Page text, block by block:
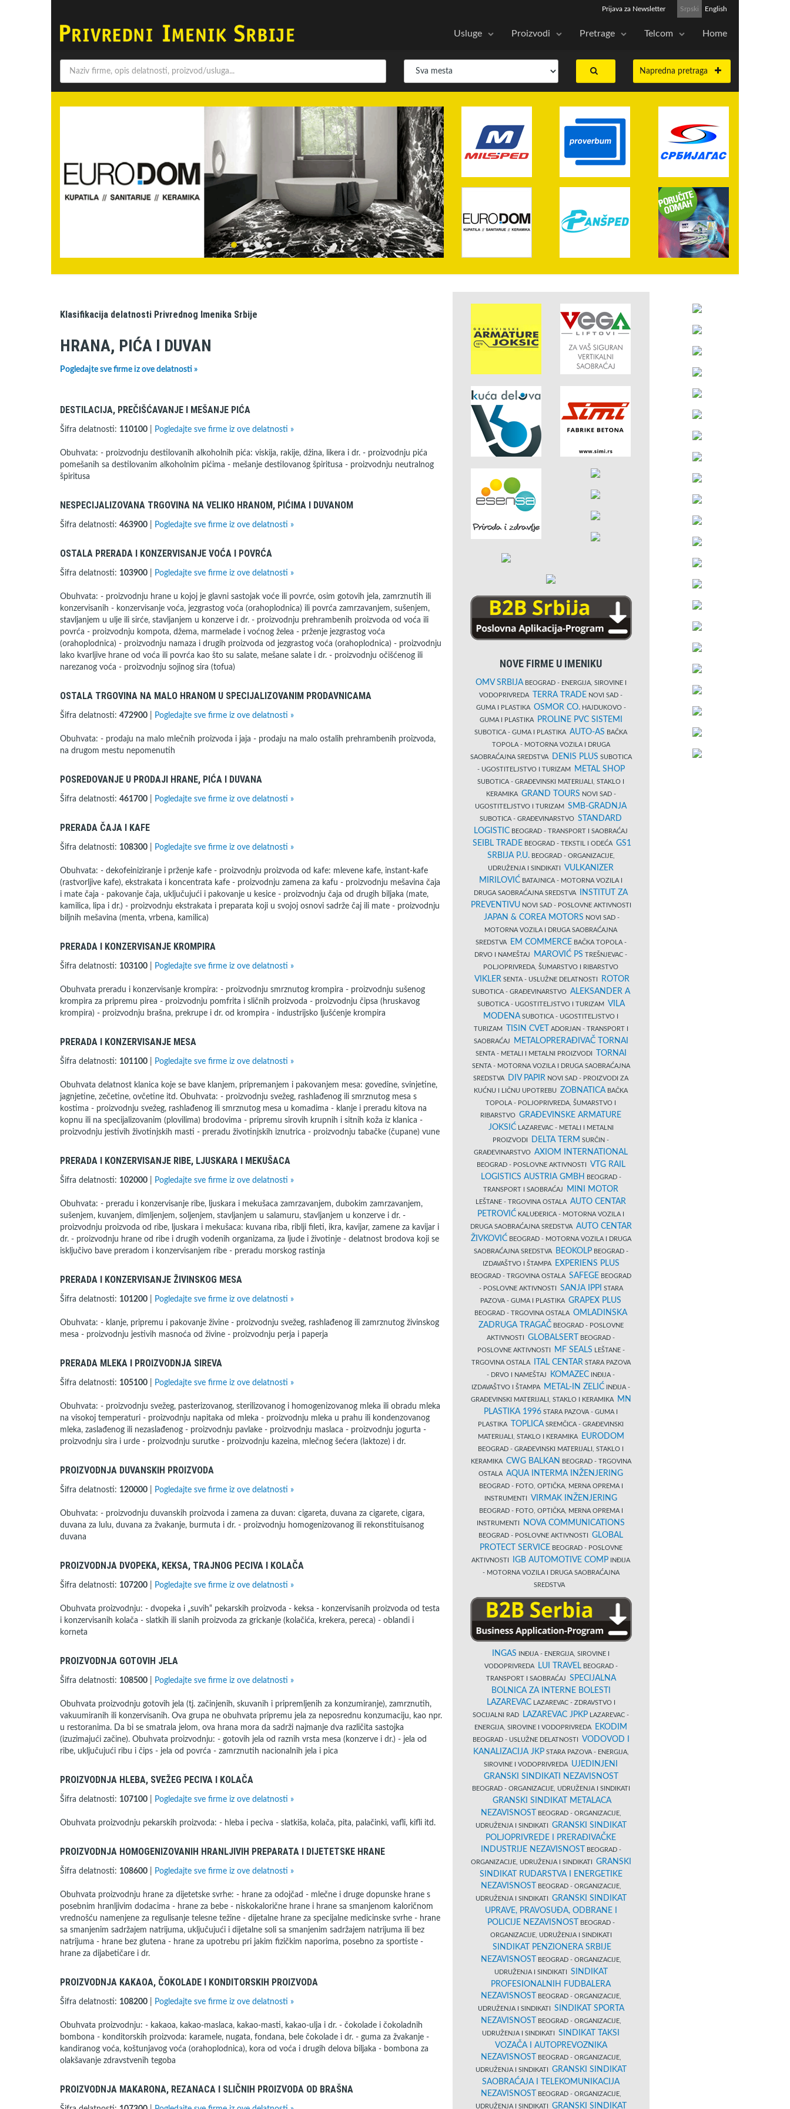
Srpski English
Prijava za Newsletter
Usluge Proizvodi Pretrage Telcom Home
Napredna pretraga
Klasifikacija delatnosti Privrednog Imenika Srbije
HRANA, PIĆA I DUVAN
Pogledajte sve firme iz ove delatnosti »
DESTILACIJA, PREČIŠĆAVANJE I MEŠANJE PIĆA
Šifra delatnosti: 110100 Pogledajte sve firme iz ove delatnosti »
Obuhvata: - proizvodnju destilovanih alkoholnih pića: viskija, rakije, džina, likera i dr. - proizvodnju pića
pomešanih sa destilovanim alkoholnim pićima - mešanje destilovanog špiritusa - proizvodnju neutralnog
špiritusa
NESPECIJALIZOVANA TRGOVINA NA VELIKO HRANOM, PIĆIMA I DUVANOM
Šifra delatnosti: 463900 Pogledajte sve firme iz ove delatnosti »
OSTALA PRERADA I KONZERVISANJE VOĆA I POVRĆA
Šifra delatnosti: 103900 Pogledajte sve firme iz ove delatnosti »
Obuhvata: - proizvodnju hrane u kojoj je glavni sastojak voće ili povrće, osim gotovih jela, zamrznutih ili
konzervisanih - konzervisanje voća, jezgrastog voća (orahoplodnica) ili povrća zamrzavanjem, sušenjem,
stavljanjem u ulje ili sirće, stavljanjem u konzerve i dr. - proizvodnju prehrambenih proizvoda od voća ili
povrća - proizvodnju kompota, džema, marmelade i voćnog želea - prženje jezgrastog voća
(orahoplodnica) - proizvodnju namaza i drugih proizvoda od jezgrastog voća (orahoplodnica) - proizvodnju
lako kvarljive hrane od voća ili povrća kao što su salate, mešane salate i dr. - proizvodnju očišćenog ili
narezanog voća - proizvodnju sojinog sira (tofua)
OSTALA TRGOVINA NA MALO HRANOM U SPECIJALIZOVANIM PRODAVNICAMA
Šifra delatnosti: 472900 Pogledajte sve firme iz ove delatnosti »
Obuhvata: - prodaju na malo mlečnih proizvoda i jaja - prodaju na malo ostalih prehrambenih proizvoda,
na drugom mestu nepomenutih
POSREDOVANJE U PRODAJI HRANE, PIĆA I DUVANA
Šifra delatnosti: 461700 Pogledajte sve firme iz ove delatnosti »
PRERADA ČAJA I KAFE
Šifra delatnosti: 108300 Pogledajte sve firme iz ove delatnosti »
Obuhvata: - dekofeiniziranje i prženje kafe - proizvodnju proizvoda od kafe: mlevene kafe, instant-kafe
(rastvorljive kafe), ekstrakata i koncentrata kafe - proizvodnju zamena za kafu - proizvodnju mešavina čaja
i mate čaja - pakovanje čaja, uključujući i pakovanje u kesice - proizvodnju čaja od drugih biljaka (mate,
kamilica, lipa i dr.) - proizvodnju ekstrakata i preparata koji u svojoj osnovi sadrže čaj ili mate - proizvodnju
biljnih mešavina (menta, vrbena, kamilica)
PRERADA I KONZERVISANJE KROMPIRA
Šifra delatnosti: 103100 Pogledajte sve firme iz ove delatnosti »
Obuhvata preradu i konzervisanje krompira: - proizvodnju smrznutog krompira - proizvodnju sušenog
krompira za pripremu pirea - proizvodnju pomfrita i sličnih proizvoda - proizvodnju čipsa (hruskavog
krompira) - proizvodnju brašna, prekrupe i dr. od krompira - industrijsko ljušćenje krompira
PRERADA I KONZERVISANJE MESA
Šifra delatnosti: 101100 Pogledajte sve firme iz ove delatnosti »
Obuhvata delatnost klanica koje se bave klanjem, pripremanjem i pakovanjem mesa: govedine, svinjetine,
jagnjetine, zečetine, ovčetine itd. Obuhvata: - proizvodnju svežeg, rashlađenog ili smrznutog mesa s
kostima - proizvodnju svežeg, rashlađenog ili smrznutog mesa u komadima - klanje i preradu kitova na
kopnu ili na specijalizovanim (plovilima) brodovima - pripremu sirovih krupnih i sitnih koža iz klanica -
proizvodnju jestivih životinjskih masti - preradu životinjskih iznutrica - proizvodnju tabačke (čupane) vune
PRERADA I KONZERVISANJE RIBE, LJUSKARA I MEKUŠACA
Šifra delatnosti: 102000 Pogledajte sve firme iz ove delatnosti »
Obuhvata: - preradu i konzervisanje ribe, ljuskara i mekušaca zamrzavanjem, dubokim zamrzavanjem,
sušenjem, kuvanjem, dimljenjem, soljenjem, stavljanjem u salamuru, stavljanjem u konzerve i dr. -
proizvodnju proizvoda od ribe, ljuskara i mekušaca: kuvana riba, riblji fileti, ikra, kavijar, zamene za kavijar i
dr. - proizvodnju hrane od ribe i drugih vodenih organizama, za ljude i životinje - delatnost brodova koji se
isključivo bave preradom i konzervisanjem ribe - preradu morskog rastinja
PRERADA I KONZERVISANJE ŽIVINSKOG MESA
Šifra delatnosti: 101200 Pogledajte sve firme iz ove delatnosti »
Obuhvata: - klanje, pripremu i pakovanje živine - proizvodnju svežeg, rashlađenog ili zamrznutog živinskog
mesa - proizvodnju jestivih masnoća od živine - proizvodnju perja i paperja
PRERADA MLEKA I PROIZVODNJA SIREVA
Šifra delatnosti: 105100 Pogledajte sve firme iz ove delatnosti »
Obuhvata: - proizvodnju svežeg, pasterizovanog, sterilizovanog i homogenizovanog mleka ili obradu mleka
na visokoj temperaturi - proizvodnju napitaka od mleka - proizvodnju mleka u prahu ili kondenzovanog
mleka, zaslađenog ili nezaslađenog - proizvodnju pavlake - proizvodnju maslaca - proizvodnju jogurta -
proizvodnju sira i urde - proizvodnju surutke - proizvodnju kazeina, mlečnog šećera (laktoze) i dr.
PROIZVODNJA DUVANSKIH PROIZVODA
Šifra delatnosti: 120000 Pogledajte sve firme iz ove delatnosti »
Obuhvata: - proizvodnju duvanskih proizvoda i zamena za duvan: cigareta, duvana za cigarete, cigara,
duvana za lulu, duvana za žvakanje, burmuta i dr. - proizvodnju homogenizovanog ili rekonstituisanog
duvana
PROIZVODNJA DVOPEKA, KEKSA, TRAJNOG PECIVA I KOLAČA
Šifra delatnosti: 107200 Pogledajte sve firme iz ove delatnosti »
Obuhvata proizvodnju: - dvopeka i „suvih“ pekarskih proizvoda - keksa - konzervisanih proizvoda od testa
i konzervisanih kolača - slatkih ili slanih proizvoda za grickanje (kolačića, krekera, pereca) - oblandi i
korneta
PROIZVODNJA GOTOVIH JELA
Šifra delatnosti: 108500 Pogledajte sve firme iz ove delatnosti »
Obuhvata proizvodnju gotovih jela (tj. začinjenih, skuvanih i pripremljenih za konzumiranje), zamrznutih,
vakuumiranih ili konzervisanih. Ova grupa ne obuhvata pripremu jela za neposrednu konzumaciju, kao npr.
u restoranima. Da bi se smatrala jelom, ova hrana mora da sadrži najmanje dva različita sastojka
(izuzimajući začine). Obuhvata proizvodnju: - gotovih jela od raznih vrsta mesa (konzerve i dr.) - jela od
ribe, uključujući ribu i čips - jela od povrća - zamrznutih nacionalnih jela i pica
PROIZVODNJA HLEBA, SVEŽEG PECIVA I KOLAČA
Šifra delatnosti: 107100 Pogledajte sve firme iz ove delatnosti »
Obuhvata proizvodnju pekarskih proizvoda: - hleba i peciva - slatkiša, kolača, pita, palačinki, vafli, kifli itd.
PROIZVODNJA HOMOGENIZOVANIH HRANLJIVIH PREPARATA I DIJETETSKE HRANE
Šifra delatnosti: 108600 Pogledajte sve firme iz ove delatnosti »
Obuhvata proizvodnju hrane za dijetetske svrhe: - hrane za odojčad - mlečne i druge dopunske hrane s
posebnim hranljivim dodacima - hrane za bebe - niskokalorične hrane i hrane sa smanjenom kaloričnom
vrednošću namenjene za regulisanje telesne težine - dijetalne hrane za specijalne medicinske svrhe - hrane
sa smanjenim sadržajem natrijuma, uključujući i dijetalne soli sa smanjenim sadržajem natrijuma ili bez
natrijuma - hrane bez glutena - hrane za upotrebu pri jakim fizičkim naporima, posebno za sportiste -
hrane za dijabetičare i dr.
PROIZVODNJA KAKAOA, ČOKOLADE I KONDITORSKIH PROIZVODA
Šifra delatnosti: 108200 Pogledajte sve firme iz ove delatnosti »
Obuhvata proizvodnju: - kakaoa, kakao-maslaca, kakao-masti, kakao-ulja i dr. - čokolade i čokoladnih
bombona - konditorskih proizvoda: karamele, nugata, fondana, bele čokolade i dr. - guma za žvakanje -
kandiranog voća, koštunjavog voća (orahoplodnica), kora od voća i drugih delova biljaka - bombona za
olakšavanje zdravstvenih tegoba
PROIZVODNJA MAKARONA, REZANACA I SLIČNIH PROIZVODA OD BRAŠNA
NOVE FIRME U IMENIKU
OMV SRBIJABEOGRAD - ENERGIJA, SIROVINE I
VODOPRIVREDA
TERRA TRADE NOVI SAD -
GUMA I PLASTIKA OSMOR CO.HAJDUKOVO -
GUMA I PLASTIKA
PROLINE PVC SISTEMI
SUBOTICA - GUMA I PLASTIKA AUTO-AS BAČKA
TOPOLA - MOTORNA VOZILA I DRUGA
SAOBRAĆAJNA SREDSTVA
DENIS PLUS SUBOTICA
- UGOSTITELJSTVO I TURIZAM
METAL SHOP
SUBOTICA - GRAĐEVINSKI MATERIJALI, STAKLO I
KERAMIKA GRAND TOURS NOVI SAD -
UGOSTITELJSTVO I TURIZAM SMB-GRADNJA
SUBOTICA - GRAĐEVINARSTVO STANDARD
LOGISTIC BEOGRAD - TRANSPORT I SAOBRAĆAJ
SEIBL TRADE BEOGRAD - TEKSTIL I ODEĆA GS1
SRBIJA P.U.BEOGRAD - ORGANIZACIJE,
UDRUŽENJA I SINDIKATI VULKANIZER
MIRILOVIĆ BATAJNICA - MOTORNA VOZILA I
DRUGA SAOBRAĆAJNA SREDSTVA
INSTITUT ZA
PREVENTIVUNOVI SAD - POSLOVNE AKTIVNOSTI
JAPAN & COREA MOTORS NOVI SAD -
MOTORNA VOZILA I DRUGA SAOBRAĆAJNA
SREDSTVA
EM COMMERCE BAČKA TOPOLA -
DRVO I NAMEŠTAJ
MAROVIĆ PS TREŠNJEVAC -
POLJOPRIVREDA, ŠUMARSTVO I RIBARSTVO
VIKLER SENTA - USLUŽNE DELATNOSTI ROTOR
SUBOTICA - GRAĐEVINARSTVO ALEKSANDER A
SUBOTICA - UGOSTITELJSTVO I TURIZAM
VILA
MODENA SUBOTICA - UGOSTITELJSTVO I
TURIZAM
TISIN CVET
ADORJAN - TRANSPORT I
SAOBRAĆAJ
METALOPRERAĐIVAČ TORNAI
SENTA - METALI I METALNI PROIZVODI TORNAI
SENTA - MOTORNA VOZILA I DRUGA SAOBRAĆAJNA
SREDSTVA
DIV PAPIR NOVI SAD - PROIZVODI ZA
KUĆNU I LIČNU UPOTREBU ZOBNATICA BAČKA
TOPOLA - POLJOPRIVREDA, ŠUMARSTVO I
RIBARSTVO GRAĐEVINSKE ARMATURE
JOKSIĆLAZAREVAC - METALI I METALNI
PROIZVODI
DELTA TERM SURČIN -
GRAĐEVINARSTVO AXIOM INTERNATIONAL
BEOGRAD - POSLOVNE AKTIVNOSTI
VTG RAIL
LOGISTICS AUSTRIA GMBH
BEOGRAD -
TRANSPORT I SAOBRAĆAJ
MINI MOTOR
LEŠTANE - TRGOVINA OSTALA AUTO CENTAR
PETROVIĆ KALUĐERICA - MOTORNA VOZILA I
DRUGA SAOBRAĆAJNA SREDSTVA AUTO CENTAR
ŽIVKOVIĆBEOGRAD - MOTORNA VOZILA I DRUGA
SAOBRAĆAJNA SREDSTVA
BEOKOLPBEOGRAD -
IZDAVAŠTVO I ŠTAMPA
EXPERIENS PLUS
BEOGRAD - TRGOVINA OSTALA SAFEGE BEOGRAD
- POSLOVNE AKTIVNOSTI SANJA IPPI
STARA
PAZOVA - GUMA I PLASTIKA GRAPEX PLUS
BEOGRAD - TRGOVINA OSTALA OMLADINSKA
ZADRUGA TRAGAČBEOGRAD - POSLOVNE
AKTIVNOSTI GLOBALSERT
BEOGRAD -
POSLOVNE AKTIVNOSTI
MF SEALS LEŠTANE -
TRGOVINA OSTALA
ITAL CENTAR STARA PAZOVA
- DRVO I NAMEŠTAJ
KOMAZEC INĐIJA -
IZDAVAŠTVO I ŠTAMPA
METAL-IN ZELIĆ INĐIJA -
GRAĐEVINSKI MATERIJALI, STAKLO I KERAMIKA
MN
PLASTIKA 1996 STARA PAZOVA - GUMA I
PLASTIKA
TOPLICA SREMČICA - GRAĐEVINSKI
MATERIJALI, STAKLO I KERAMIKA
EURODOM
BEOGRAD - GRAĐEVINSKI MATERIJALI, STAKLO I
KERAMIKA CWG BALKAN
BEOGRAD - TRGOVINA
OSTALA AQUA INTERMA INŽENJERING
BEOGRAD - FOTO, OPTIČKA, MERNA OPREMA I
INSTRUMENTI VIRMAK INŽENJERING
BEOGRAD - FOTO, OPTIČKA, MERNA OPREMA I
INSTRUMENTI
NOVA COMMUNICATIONS
BEOGRAD - POSLOVNE AKTIVNOSTI GLOBAL
PROTECT SERVICE BEOGRAD - POSLOVNE
AKTIVNOSTI
IGB AUTOMOTIVE COMP INĐIJA
- MOTORNA VOZILA I DRUGA SAOBRAĆAJNA
SREDSTVA
INGAS INĐIJA - ENERGIJA, SIROVINE I
VODOPRIVREDA
LUI TRAVELBEOGRAD -
TRANSPORT I SAOBRAĆAJ SPECIJALNA
BOLNICA ZA INTERNE BOLESTI
LAZAREVACLAZAREVAC - ZDRAVSTVO I
SOCIJALNI RAD
LAZAREVAC JPKP LAZAREVAC -
ENERGIJA, SIROVINE I VODOPRIVREDA
EKODIM
BEOGRAD - USLUŽNE DELATNOSTI
VODOVOD I
KANALIZACIJA JKPSTARA PAZOVA - ENERGIJA,
SIROVINE I VODOPRIVREDA UJEDINJENI
GRANSKI SINDIKATI NEZAVISNOST
BEOGRAD - ORGANIZACIJE, UDRUŽENJA I SINDIKATI
GRANSKI SINDIKAT METALACA
NEZAVISNOST
BEOGRAD - ORGANIZACIJE,
UDRUŽENJA I SINDIKATI GRANSKI SINDIKAT
POLJOPRIVREDE I PRERAĐIVAČKE
INDUSTRIJE NEZAVISNOST
BEOGRAD -
ORGANIZACIJE, UDRUŽENJA I SINDIKATI GRANSKI
SINDIKAT RUDARSTVA I ENERGETIKE
NEZAVISNOST
BEOGRAD - ORGANIZACIJE,
UDRUŽENJA I SINDIKATI GRANSKI SINDIKAT
UPRAVE, PRAVOSUĐA, ODBRANE I
POLICIJE NEZAVISNOST
BEOGRAD -
ORGANIZACIJE, UDRUŽENJA I SINDIKATI
SINDIKAT PENZIONERA SRBIJE
NEZAVISNOST
BEOGRAD - ORGANIZACIJE,
UDRUŽENJA I SINDIKATI SINDIKAT
PROFESIONALNIH FUDBALERA
NEZAVISNOST
BEOGRAD - ORGANIZACIJE,
UDRUŽENJA I SINDIKATI SINDIKAT SPORTA
NEZAVISNOST
BEOGRAD - ORGANIZACIJE,
UDRUŽENJA I SINDIKATI SINDIKAT TAKSI
VOZAČA I AUTOPREVOZNIKA
NEZAVISNOST
BEOGRAD - ORGANIZACIJE,
UDRUŽENJA I SINDIKATI GRANSKI SINDIKAT
SAOBRAĆAJA I TELEKOMUNIKACIJA
NEZAVISNOST
BEOGRAD - ORGANIZACIJE,
UDRUŽENJA I SINDIKATI GRANSKI SINDIKAT